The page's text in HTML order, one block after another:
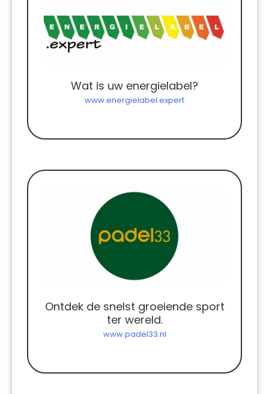
Wat is uw energielabel?
www.energielabel.expert
Ontdek de snelst groeiende sport
ter wereld.
www.padel33.nl